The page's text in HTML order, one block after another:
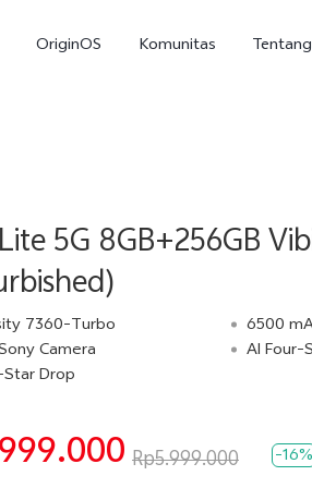
OriginOS Komunitas
5G 8GB+256GB
7360-Turbo
6500
Camera
AI Four-
Star Drop
Rp5.999.000 -16%